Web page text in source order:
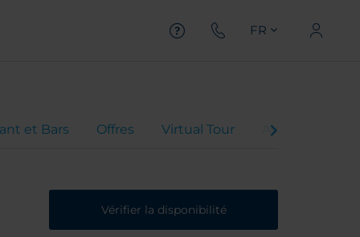
FR
et Bars Offres Virtual Tour Avis client
Vérifier la disponibilité